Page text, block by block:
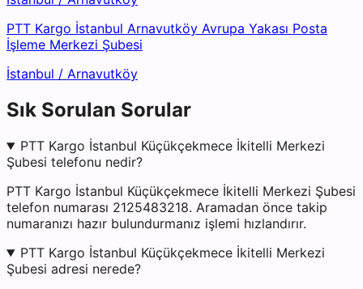
PTT Kargo İstanbul Arnavutköy Avrupa Yakası Posta
İşleme Merkezi Şubesi
İstanbul / Arnavutköy
Sık Sorulan Sorular
PTT Kargo İstanbul Küçükçekmece İkitelli Merkezi
Şubesi telefonu nedir?
PTT Kargo İstanbul Küçükçekmece İkitelli Merkezi Şubesi
telefon numarası 2125483218. Aramadan önce takip
numaranızı hazır bulundurmanız işlemi hızlandırır.
PTT Kargo İstanbul Küçükçekmece İkitelli Merkezi
Şubesi adresi nerede?